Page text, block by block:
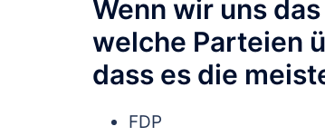
Wenn wir uns
welche Parteien
dass es die
FDP